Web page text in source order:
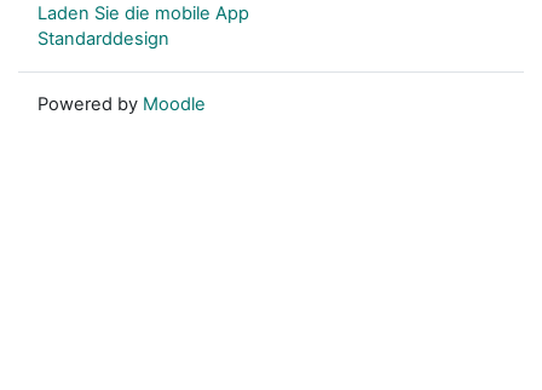
Laden Sie die mobile App
Standarddesign
Powered by Moodle